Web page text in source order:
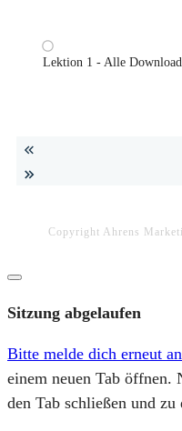
Lektion 1 - Alle
Copyright Ahrens
Dialog
Sitzung abgelaufen
Bitte melde dich erneut
einem neuen Tab öffnen.
den Tab schließen und